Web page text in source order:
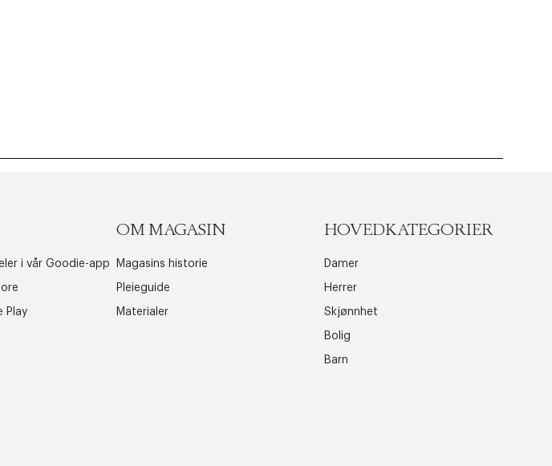
i vår Goodie-app
Play
OM MAGASIN
Magasins historie
Pleieguide
Materialer
HOVEDKATEGORIER
Damer
Herrer
Skjønnhet
Bolig
Barn